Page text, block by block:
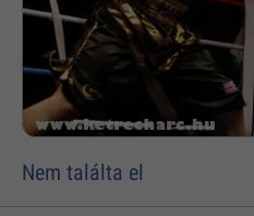
Nem találta el